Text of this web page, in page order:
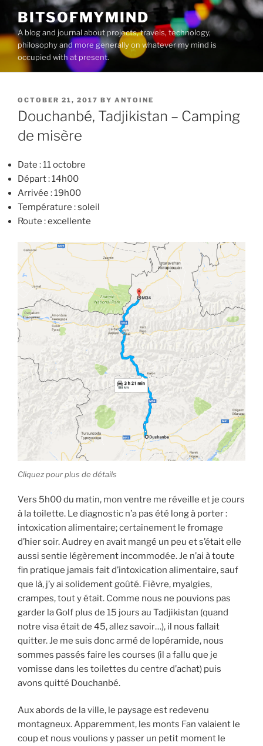
content
BITSOFMYMIND
A blog and journal about projects, travels, technology,
philosophy and more generally on whatever my mind is
occupied with at present.
POSTED
ON
OCTOBER 21, 2017 BY ANTOINE
Douchanbé, Tadjikistan – Camping
de misère
Date : 11 octobre
Départ : 14h00
Arrivée : 19h00
Température : soleil
Route : excellente
Cliquez pour plus de détails
Vers 5h00 du matin, mon ventre me réveille et je cours
à la toilette. Le diagnostic n’a pas été long à porter :
intoxication alimentaire; certainement le fromage
d’hier soir. Audrey en avait mangé un peu et s’était elle
aussi sentie légèrement incommodée. Je n’ai à toute
fin pratique jamais fait d’intoxication alimentaire, sauf
que là, j’y ai solidement goûté. Fièvre, myalgies,
crampes, tout y était. Comme nous ne pouvions pas
garder la Golf plus de 15 jours au Tadjikistan (quand
notre visa était de 45, allez savoir…), il nous fallait
quitter. Je me suis donc armé de lopéramide, nous
sommes passés faire les courses (il a fallu que je
vomisse dans les toilettes du centre d’achat) puis
avons quitté Douchanbé.
Aux abords de la ville, le paysage est redevenu
montagneux. Apparemment, les monts Fan valaient le
coup et nous voulions y passer un petit moment le